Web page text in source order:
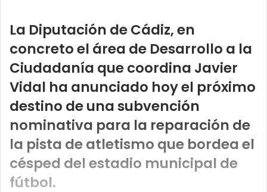
La Diputación de Cádiz, en
concreto el área de Desarrollo a la
Ciudadanía que coordina Javier
Vidal ha anunciado hoy el próximo
destino de una subvención
nominativa para la reparación de
la pista de atletismo que bordea el
césped del estadio municipal de
fútbol.